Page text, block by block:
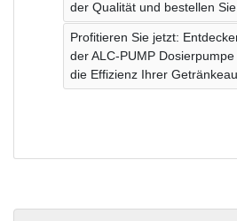
der Qualität und bestellen
Profitieren Sie jetzt:
der ALC-PUMP
die Effizienz Ihrer